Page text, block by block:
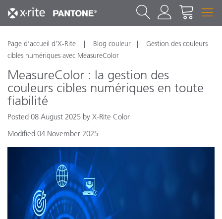
Page d’accueil d’X-Rite Blog couleur
Gestion des couleurs
cibles numériques avec MeasureColor
MeasureColor : la gestion des
couleurs cibles numériques en toute
fiabilité
Posted 08 August 2025 by X-Rite Color
Modified 04 November 2025